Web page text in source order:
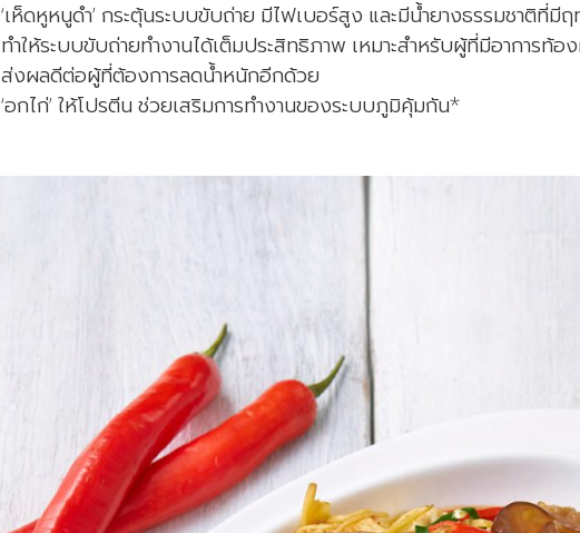
‘เห็ดหูหนูดำ’ กระตุ้นระบบขับถ่าย มีไฟเบอร์สูง และมีน้ำยางธรรมชาติที่มี
ทำให้ระบบขับถ่ายทำงานได้เต็มประสิทธิภาพ เหมาะสำหรับผู้ที่มีอาการท้อ
ส่งผลดีต่อผู้ที่ต้องการลดน้ำหนักอีกด้วย
‘อกไก่’ ให้โปรตีน ช่วยเสริมการทำงานของระบบภูมิคุ้มกัน*